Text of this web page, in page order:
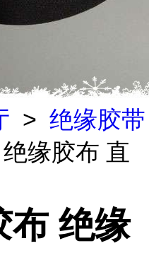
> 绝缘胶带
缘胶布 直
布 绝缘